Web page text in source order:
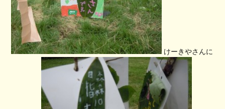
けーきやさんに